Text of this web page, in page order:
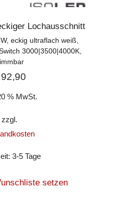
Lochausschnitt
eckig ultraflach weiß,
3000|3500|4000K,
92,90
% MwSt.
zzgl.
3-5 Tage
setzen